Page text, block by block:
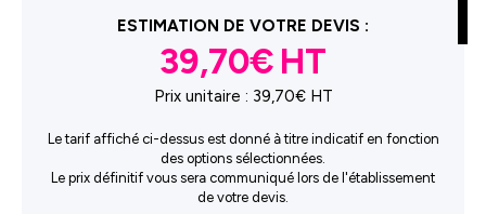
ESTIMATION DE VOTRE DEVIS :
39,70€
Prix unitaire : 39,70€ HT
Le tarif affiché ci-dessus est donné à titre indicatif en fonction
des options sélectionnées.
Le prix définitif vous sera communiqué lors de l'établissement
de votre devis.